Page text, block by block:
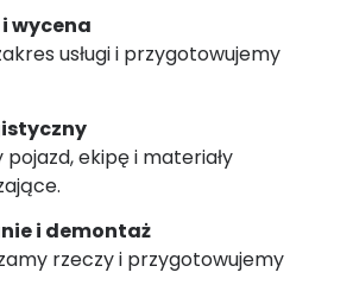
wycena
usługi i przygotowujemy
ekipę i materiały
i demontaż
rzeczy i przygotowujemy